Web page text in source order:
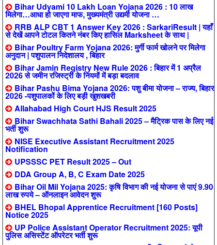
Bihar Udyami 10 Lakh Loan Yojana 2026 : 10 लाख
मिलेगा…आधा हो जाएगा माफ, मुख्यमंत्री उद्यमी योजना …
RRB ALP CBT 1 Answer Key 2026 : SarkariResult | यहाँ
से देखें आपने टोटल कितने नंबर किए हासिल Marksheet के साथ |
Bihar Poultry Farm Yojana 2026: मुर्गी फार्म खोलने पर मिलेगा
अनुदान | पशुपालन निदेशालय , बिहार
Bihar Jamin Registry New Rule 2026 : बिहार में 1 अप्रैल
2026 से जमीन रजिस्ट्री के नियमों में बड़ा बदलाव
Bihar Pashu Bima Yojana 2026: पशु बीमा योजना – राज्य, बिहार
2026 -पशुपालकों के लिए बड़ी खुशखबरी
Allahabad High Court HJS Result 2025
Bihar Swachhata Sathi Bahali 2025 – मैट्रिक पास के लिए नई
भर्ती शुरू
NISE Executive Assistant Recruitment 2025
Notification
UPSSSC PET Result 2025 – Out
DDA Group A, B, C Exam Date 2025
Bihar Oil Mil Yojana 2025: कृषि विभाग की नई योजना से पाएं 9.90
लाख रुपये – ऑनलाइन आवेदन शुरू
BHEL Bhopal Apprentice Recruitment [160 Posts]
Notice 2025
UP Police Assistant Operator Recruitment 2025: यूपी
पुलिस असिस्टेंट ऑपरेटर भर्ती शुरू